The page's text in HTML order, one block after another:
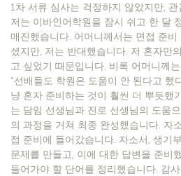
1차 서류 심사는 걱정하지 않았지만,
저는 이바인어학원을 잠시 쉬고 한 달
매진했습니다. 어머니께서는 면접 준
셨지만, 저는 반대했습니다. 저 혼자만
고 싶었기 때문입니다. 비록 어머니께
“선배들도 학원은 도움이 안 된다고 했
냥 혼자 준비하는 것이 훨씬 더 뿌듯했
는 담임 선생님과 진로 선생님의 도움
의 과정을 거쳐 최종 완성했습니다. 자
접 준비에 들어갔습니다. 자소서, 생기
문제를 만들고, 이에 대한 답변을 준비
들어가야 할 단어를 정리했습니다. 감